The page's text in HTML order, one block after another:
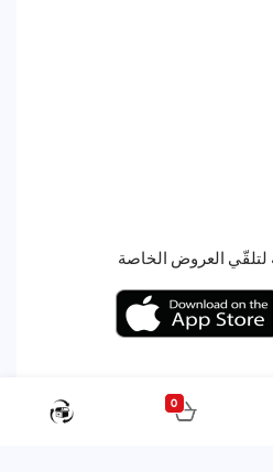
لتلقّي العروض الخاصة
All rights reserved.
0